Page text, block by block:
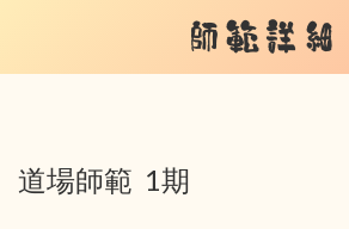
師範詳細
道場師範 1期